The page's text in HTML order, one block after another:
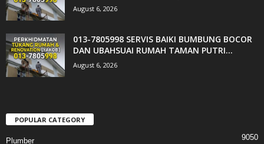
August 6, 2026
013-7805998 SERVIS BAIKI BUMBUNG BOCOR
DAN UBAHSUAI RUMAH TAMAN PUTRI...
August 6, 2026
POPULAR CATEGORY
Plumber 9050